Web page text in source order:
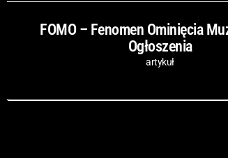
FOMO – Fenomen Ominięcia
Ogłoszenia
artykuł